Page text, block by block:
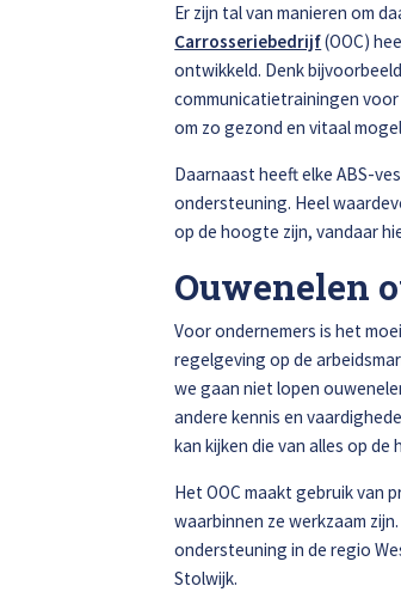
Er zijn tal van manieren om
Carrosseriebedrijf(OOC)
ontwikkeld. Denk
communicatietrainingen
om zo gezond en vitaal
Daarnaast heeft elke ABS-
ondersteuning. Heel
op de hoogte zijn, vandaar
Ouwenelen
Voor ondernemers is het
regelgeving op de
we gaan niet lopen
andere kennis en
kan kijken die van alles op de
Het OOC maakt gebruik van
waarbinnen ze werkzaam
ondersteuning in de regio
Stolwijk.